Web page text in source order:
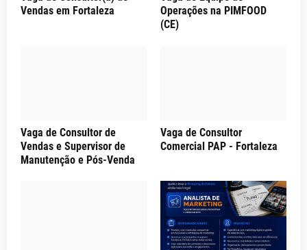
Vendas em Fortaleza
Operações na PIMFOOD
(CE)
Vaga de Consultor de
Vendas e Supervisor de
Manutenção e Pós-Venda
Vaga de Consultor
Comercial PAP - Fortaleza